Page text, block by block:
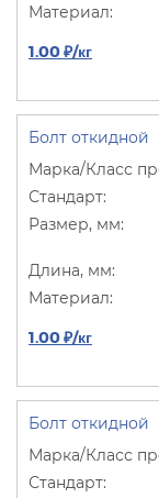
1.00 ₽/кг
Болт откидной
1.00 ₽/кг
Болт откидной